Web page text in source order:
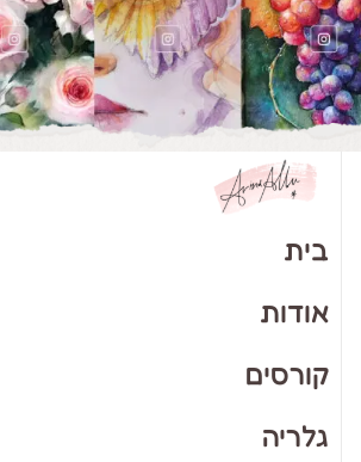
בית
אודות
קורסים
גלריה